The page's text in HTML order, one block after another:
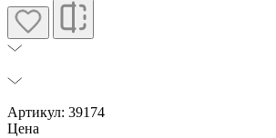
Артикул: 39174
Цена